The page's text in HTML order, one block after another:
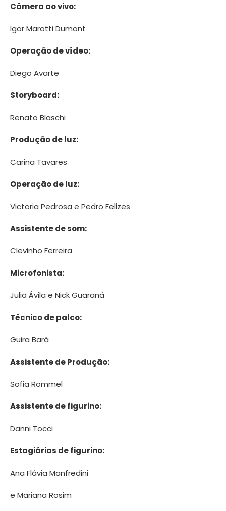
Câmera ao vivo:
Igor Marotti Dumont
Operação de vídeo:
Diego Avarte
Storyboard:
Renato Blaschi
Produção de luz:
Carina Tavares
Operação de luz:
Victoria Pedrosa e Pedro Felizes
Assistente de som:
Clevinho Ferreira
Microfonista:
Julia Ávila e Nick Guaraná
Técnico de palco:
Guira Bará
Assistente de Produção:
Sofia Rommel
Assistente de figurino:
Danni Tocci
Estagiárias de figurino:
Ana Flávia Manfredini
e Mariana Rosim